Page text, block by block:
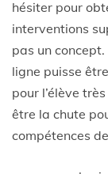
hésiter pour
interventions
pas un
ligne puisse
pour l’élève
être la chute
compétences